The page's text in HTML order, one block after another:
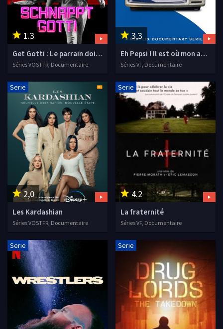
1.3
Get Gotti : Le parrain doit tomber
Séries VOSTFR, Documentaire
3,3
Eh Pepsi ! Il est où mon avion ?
Séries VF, Documentaire
2,0
Serie
Les Kardashian
Séries VOSTFR, Documentaire
4.2
Serie
La fraternité
Séries VF, Documentaire
Serie Serie